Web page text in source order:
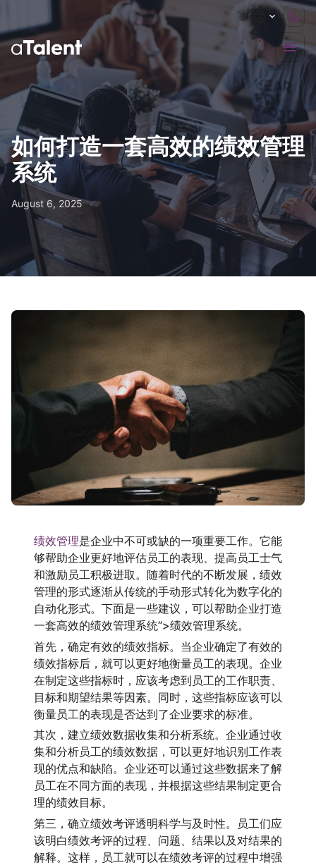
如何打造一套高效的绩效管理
系统
August 6, 2025
绩效管理是企业中不可或缺的一项重要工作。它能
够帮助企业更好地评估员工的表现、提高员工士气
和激励员工积极进取。随着时代的不断发展，绩效
管理的形式逐渐从传统的手动形式转化为数字化的
自动化形式。下面是一些建议，可以帮助企业打造
一套高效的绩效管理系统”>绩效管理系统。
首先，确定有效的绩效指标。当企业确定了有效的
绩效指标后，就可以更好地衡量员工的表现。企业
在制定这些指标时，应该考虑到员工的工作职责、
目标和期望结果等因素。同时，这些指标应该可以
衡量员工的表现是否达到了企业要求的标准。
其次，建立绩效数据收集和分析系统。企业通过收
集和分析员工的绩效数据，可以更好地识别工作表
现的优点和缺陷。企业还可以通过这些数据来了解
员工在不同方面的表现，并根据这些结果制定更合
理的绩效目标。
第三，确立绩效考评透明科学与及时性。员工们应
该明白绩效考评的过程、问题、结果以及对结果的
解释。这样，员工就可以在绩效考评的过程中增强